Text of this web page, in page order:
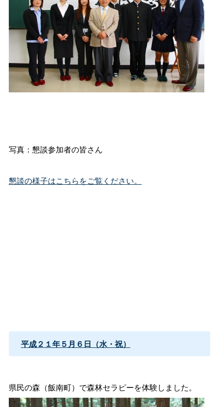
写真：懇談参加者の皆さん
懇談の様子はこちらをご覧ください。
平成２１年５月６日（水・祝）
県民の森（飯南町）で森林セラピーを体験しました。